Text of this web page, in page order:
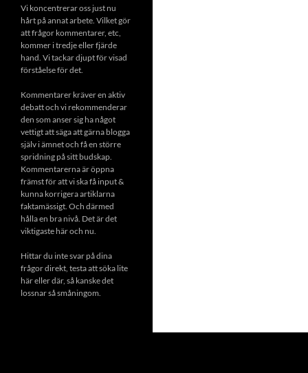
Vi koncentrerar oss just nu
hårt på annat arbete. Vilket gör
att frågor kommentarer, etc,
kommer i tredje eller fjärde
hand. Vi tackar djupt för visad
förståelse för det.
Kommentarer kräver en aktiv
debatt och vi rekommenderar
den som anser sig ha något
vettigt att säga att gärna blogga
själv i ämnet och få en större
spridning på sitt budskap.
Kommentarerna är öppna
främst för att vi ska få input &
kunna korrigera artiklarna
faktamässigt. Och därmed
hålla en bra nivå. Det är det
viktigaste här och nu.
Hittar du inte svar på dina
frågor direkt, testa att söka lite
här eller där, så kanske det
lossnar så småningom.